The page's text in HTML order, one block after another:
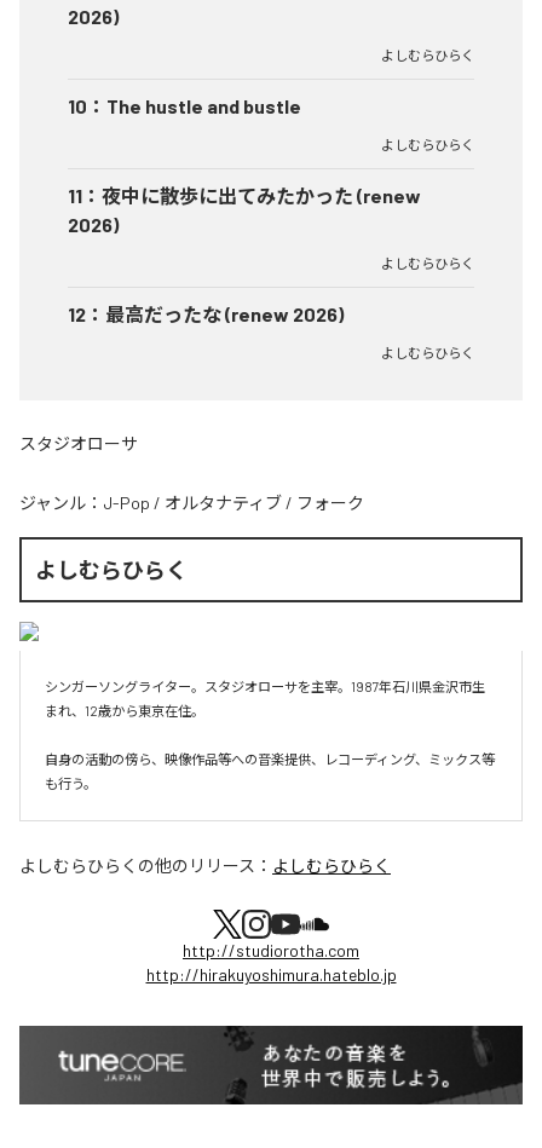
2026)
よしむらひらく
10 ： The hustle and bustle
よしむらひらく
11 ： 夜中に散歩に出てみたかった (renew
2026)
よしむらひらく
12 ： 最高だったな (renew 2026)
よしむらひらく
スタジオローサ
ジャンル： J-Pop / オルタナティブ / フォーク
よしむらひらく
シンガーソングライター。スタジオローサを主宰。1987年石川県金沢市生
まれ、12歳から東京在住。
自身の活動の傍ら、映像作品等への音楽提供、レコーディング、ミックス等
も行う。
よしむらひらく の他のリリース： よしむらひらく
http://studiorotha.com
http://hirakuyoshimura.hateblo.jp